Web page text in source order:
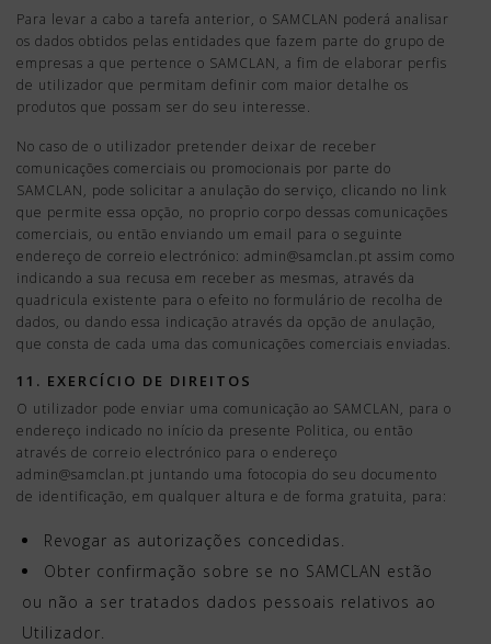
Para levar a cabo a tarefa anterior, o SAMCLAN poderá analisar
os dados obtidos pelas entidades que fazem parte do grupo de
empresas a que pertence o SAMCLAN, a fim de elaborar perfis
de utilizador que permitam definir com maior detalhe os
produtos que possam ser do seu interesse.
No caso de o utilizador pretender deixar de receber
comunicações comerciais ou promocionais por parte do
SAMCLAN, pode solicitar a anulação do serviço, clicando no link
que permite essa opção, no proprio corpo dessas comunicações
comerciais, ou então enviando um email para o seguinte
endereço de correio electrónico: admin@samclan.pt assim como
indicando a sua recusa em receber as mesmas, através da
quadricula existente para o efeito no formulário de recolha de
dados, ou dando essa indicação através da opção de anulação,
que consta de cada uma das comunicações comerciais enviadas.
11. EXERCÍCIO DE DIREITOS
O utilizador pode enviar uma comunicação ao SAMCLAN, para o
endereço indicado no início da presente Politica, ou então
através de correio electrónico para o endereço
admin@samclan.pt juntando uma fotocopia do seu documento
de identificação, em qualquer altura e de forma gratuita, para:
Revogar as autorizações concedidas.
Obter confirmação sobre se no SAMCLAN estão
ou não a ser tratados dados pessoais relativos ao
Utilizador.